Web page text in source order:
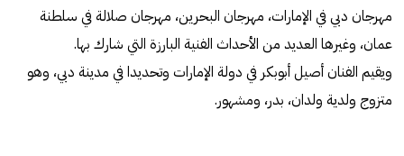
مهرجان دبي في الإمارات، مهرجان البحرين، مهرجان صلالة في سلطنة
عمان، وغيرها العديد من الأحداث الفنية البارزة التي شارك بها.
ويقيم الفنان أصيل أبوبكر في دولة الإمارات وتحديدا في مدينة دبي، وهو
متزوج ولدية ولدان، بدر، ومشهور.